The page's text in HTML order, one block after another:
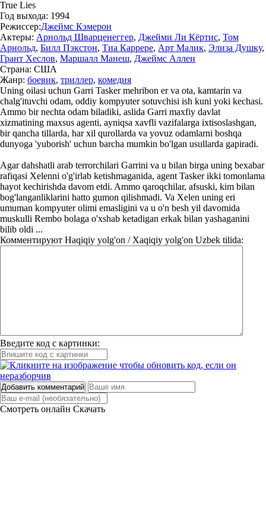
True Lies
Год выхода: 1994
Режиссер:Джеймс Кэмерон
Актеры: Арнольд Шварценеггер, Джейми Ли Кёртис, Том
Арнольд, Билл Пэкстон, Тиа Каррере, Арт Малик, Элиза Душку,
Грант Хеслов, Маршалл Манеш, Джеймс Аллен
Страна: США
Жанр: боевик, триллер, комедия
Uning oilasi uchun Garri Tasker mehribon er va ota, kamtarin va
chalg'ituvchi odam, oddiy kompyuter sotuvchisi ish kuni yoki kechasi.
Ammo bir nechta odam biladiki, aslida Garri maxfiy davlat
xizmatining maxsus agenti, ayniqsa xavfli vazifalarga ixtisoslashgan,
bir qancha tillarda, har xil qurollarda va yovuz odamlarni boshqa
dunyoga 'yuborish' uchun barcha mumkin bo'lgan usullarda gapiradi.
Agar dahshatli arab terrorchilari Garrini va u bilan birga uning bexabar
rafiqasi Xelenni o'g'irlab ketishmaganida, agent Tasker ikki tomonlama
hayot kechirishda davom etdi. Ammo qaroqchilar, afsuski, kim bilan
bog'langanliklarini hatto gumon qilishmadi. Va Xelen uning eri
umuman kompyuter olimi emasligini va u o'n besh yil davomida
muskulli Rembo bolaga o'xshab ketadigan erkak bilan yashaganini
bilib oldi ...
Комментируют Haqiqiy yolg'on / Xaqiqiy yolg'on Uzbek tilida:
Введите код с картинки:
Добавить комментарий
Смотреть онлайн Скачать